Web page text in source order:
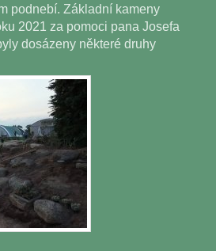
podnebí. Základní kameny
2021 za pomoci pana Josefa
dosázeny některé druhy